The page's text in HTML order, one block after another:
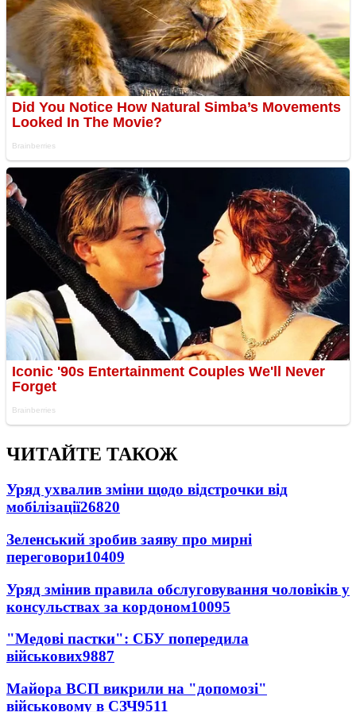
ЧИТАЙТЕ ТАКОЖ
Уряд ухвалив зміни щодо відстрочки від
мобілізації26820
Зеленський зробив заяву про мирні
переговори10409
Уряд змінив правила обслуговування чоловіків у
консульствах за кордоном10095
"Медові пастки": СБУ попередила
військових9887
Майора ВСП викрили на "допомозі"
військовому в СЗЧ9511